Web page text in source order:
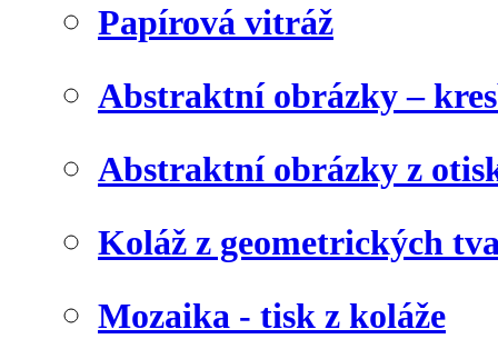
Papírová vitráž
Abstraktní obrázky –
Abstraktní obrázky z
Koláž z geometrických
Mozaika - tisk z koláže